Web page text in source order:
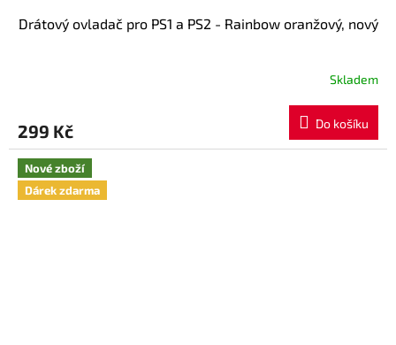
Drátový ovladač pro PS1 a PS2 - Rainbow oranžový, nový
Skladem
299 Kč Do košíku
Nové zboží
Dárek zdarma